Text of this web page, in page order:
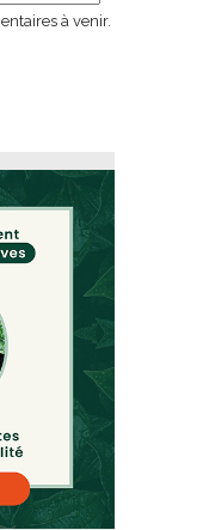
à venir.